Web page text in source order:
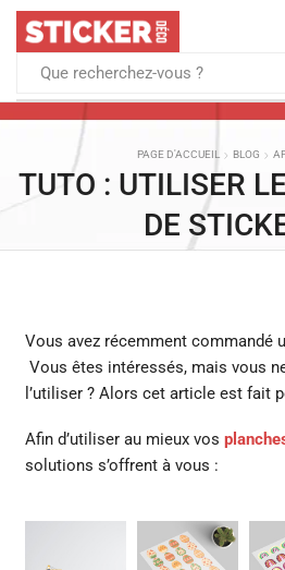
Que recherchez-vous ?
PAGE D'ACCUEIL BLOG
TUTO : UTILISER
DE
Vous avez récemment commandé
Vous êtes intéressés, mais vous
l’utiliser ? Alors cet article est fait
Afin d’utiliser au mieux vos
solutions s’offrent à vous :